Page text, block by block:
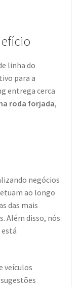
linha do
para a
entrega cerca
roda forjada,
negócios
ao longo
das mais
Além disso, nós
veículos